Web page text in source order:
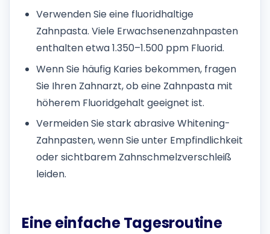
Verwenden Sie eine fluoridhaltige
Zahnpasta. Viele Erwachsenenzahnpasten
enthalten etwa 1.350–1.500 ppm Fluorid.
Wenn Sie häufig Karies bekommen, fragen
Sie Ihren Zahnarzt, ob eine Zahnpasta mit
höherem Fluoridgehalt geeignet ist.
Vermeiden Sie stark abrasive Whitening-
Zahnpasten, wenn Sie unter Empfindlichkeit
oder sichtbarem Zahnschmelzverschleiß
leiden.
Eine einfache Tagesroutine